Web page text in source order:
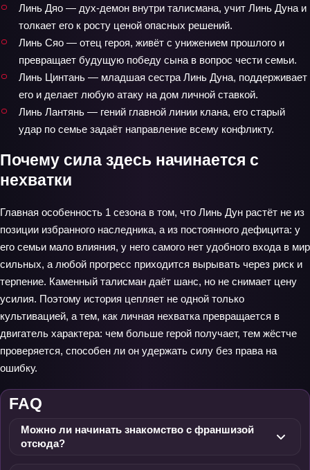
Линь Дяо — дух-демон внутри талисмана, учит Линь Дуна и
толкает его к росту ценой опасных решений.
Линь Сяо — отец героя, живёт с унижением прошлого и
превращает будущую победу сына в вопрос чести семьи.
Линь Цинтань — младшая сестра Линь Дуна, поддерживает
его и делает любую атаку на дом личной ставкой.
Линь Лантянь — гений главной линии клана, его старый
удар по семье задаёт направление всему конфликту.
Почему сила здесь начинается с
нехватки
Главная особенность 1 сезона в том, что Линь Дун растёт не из
позиции избранного наследника, а из постоянного дефицита: у
его семьи мало влияния, у него самого нет удобного входа в мир
сильных, а любой прогресс приходится вырывать через риск и
терпение. Каменный талисман даёт шанс, но не снимает цену
усилия. Поэтому история цепляет не одной только
культивацией, а тем, как личная нехватка превращается в
двигатель характера: чем больше герой получает, тем жёстче
проверяется, способен ли он удержать силу без права на
ошибку.
FAQ
Можно ли начинать знакомство с франшизой
отсюда?